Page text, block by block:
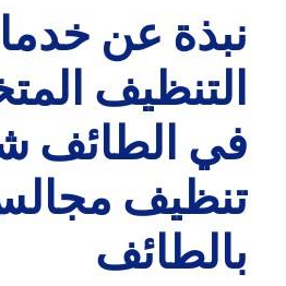
نبذة عن
التنظيف
في الطائف
تنظيف
بالطائف